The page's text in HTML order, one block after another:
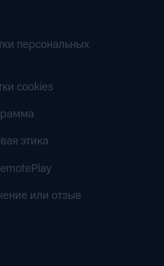
персональных
cookies
этика
или отзыв